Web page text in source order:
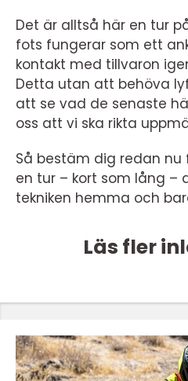
Det är alltså här en tur
fots fungerar som ett
kontakt med tillvaron
Detta utan att behöva
att se vad de senaste
oss att vi ska rikta
Så bestäm dig redan
en tur – kort som lång –
tekniken hemma och
Läs fler